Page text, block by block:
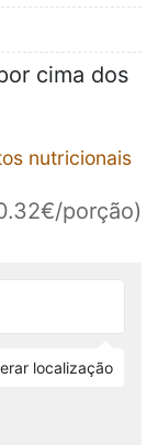
cima dos
nutricionais
porção)